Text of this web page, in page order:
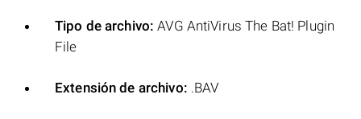
Tipo de archivo: AVG AntiVirus The Bat! Plugin
File
Extensión de archivo: .BAV